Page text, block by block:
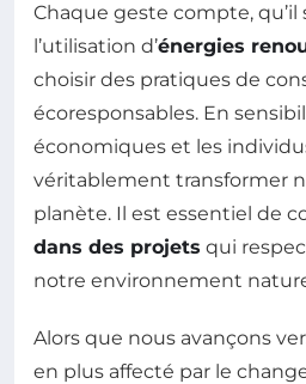
Chaque geste compte, qu’il
l’utilisation d’énergies
choisir des pratiques de
écoresponsables. En
économiques et les
véritablement transformer
planète. Il est essentiel de
dans des projets qui
notre environnement
Alors que nous avançons
en plus affecté par le